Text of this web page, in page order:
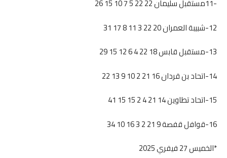
12-شبيبة العمران 20 22 3 11 8 17 31
13-مستقبل قابس 18 22 4 6 12 15 29
14-اتحاد بن قردان 16 21 2 10 9 13 22
15-اتحاد تطاوين 14 21 4 2 15 15 41
16-قوافل قفصة 9 21 2 3 16 10 34
*الخميس 27 فيفري 2025